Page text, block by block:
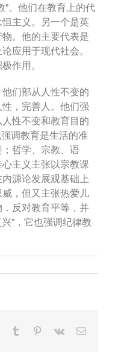
”。他们在教育上的代
主义。另一个是英
。他的主要代表是
应用于现代社会。
作用。
们部从人性不变的
，完善人。他们强
性不变和教育目的
调教育是生活的准
哲学、宗教、语
主义主张以宗教课
源论发展观基础上
，但又主张热爱儿
反对教育平等，并
”，它也强调纪律教
Tumblr Pinterest
Vk Email